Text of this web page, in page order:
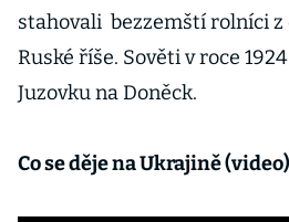
stahovali bezzemští rolníci
Ruské říše. Sověti v roce
Juzovku na Doněck.
Co se děje na Ukrajině